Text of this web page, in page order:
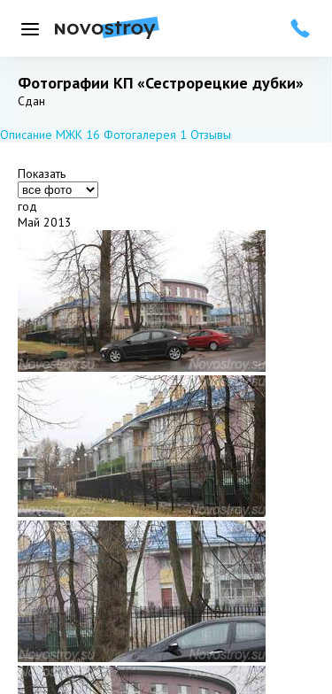
Меню
Фотографии КП «Сестрорецкие дубки»
Добавить в избранное
Подписаться
Сдан
Описание МЖК 16 Фотогалерея 1 Отзывы
Показать
год
Май 2013